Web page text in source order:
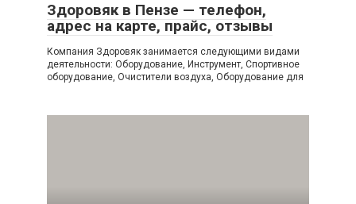
Здоровяк в Пензе — телефон,
адрес на карте, прайс, отзывы
Компания Здоровяк занимается следующими видами
деятельности: Оборудование, Инструмент, Спортивное
оборудование, Очистители воздуха, Оборудование для